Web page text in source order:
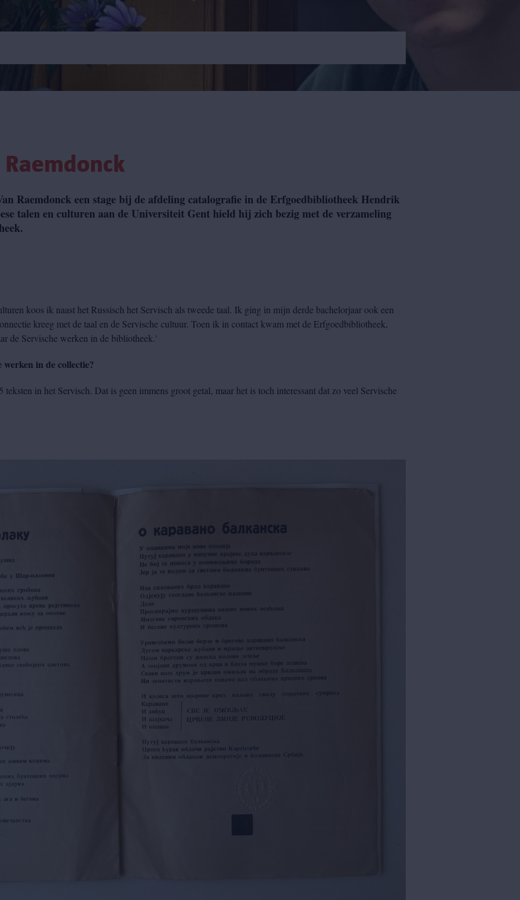
Raemdonck een stage bij de afdeling catalografie in de Erfgoedbibliotheek Hendrik
talen en culturen aan de Universiteit Gent hield hij zich bezig met de verzameling
koos ik naast het Russisch het Servisch als tweede taal. Ik ging in mijn derde bachelorjaar ook een
kreeg met de taal en de Servische cultuur. Toen ik in contact kwam met de Erfgoedbibliotheek,
de Servische werken in de bibliotheek.'
in de collectie?
in het Servisch. Dat is geen immens groot getal, maar het is toch interessant dat zo veel Servische